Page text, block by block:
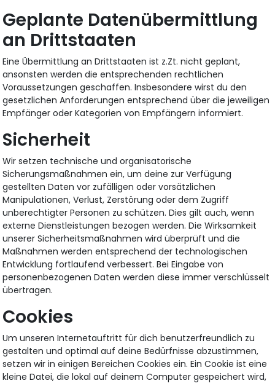
Geplante Datenübermittlung
an Drittstaaten
Eine Übermittlung an Drittstaaten ist z.Zt. nicht geplant,
ansonsten werden die entsprechenden rechtlichen
Voraussetzungen geschaffen. Insbesondere wirst du den
gesetzlichen Anforderungen entsprechend über die jeweiligen
Empfänger oder Kategorien von Empfängern informiert.
Sicherheit
Wir setzen technische und organisatorische
Sicherungsmaßnahmen ein, um deine zur Verfügung
gestellten Daten vor zufälligen oder vorsätzlichen
Manipulationen, Verlust, Zerstörung oder dem Zugriff
unberechtigter Personen zu schützen. Dies gilt auch, wenn
externe Dienstleistungen bezogen werden. Die Wirksamkeit
unserer Sicherheitsmaßnahmen wird überprüft und die
Maßnahmen werden entsprechend der technologischen
Entwicklung fortlaufend verbessert. Bei Eingabe von
personenbezogenen Daten werden diese immer verschlüsselt
übertragen.
Cookies
Um unseren Internetauftritt für dich benutzerfreundlich zu
gestalten und optimal auf deine Bedürfnisse abzustimmen,
setzen wir in einigen Bereichen Cookies ein. Ein Cookie ist eine
kleine Datei, die lokal auf deinem Computer gespeichert wird,